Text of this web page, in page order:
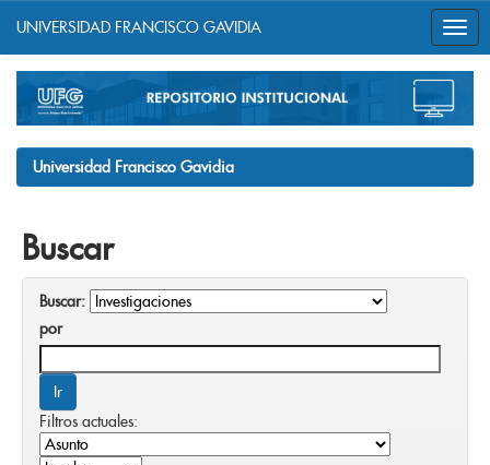
navigation
UNIVERSIDAD FRANCISCO GAVIDIA
Universidad Francisco Gavidia
Buscar
Buscar:
por
Filtros actuales: